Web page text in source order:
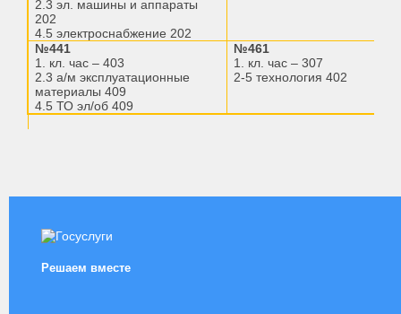
2.3 эл. машины и аппараты
202
4.5 электроснабжение 202
№441
1. кл. час – 403
2.3 а/м эксплуатационные
материалы 409
4.5 ТО эл/об 409
№461
1. кл. час – 307
2-5 технология 402
Решаем вместе